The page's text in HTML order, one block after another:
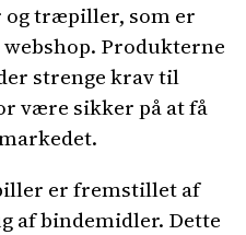
træpiller, som er
Produkterne
strenge krav til
være sikker på at få
er fremstillet af
af bindemidler. Dette